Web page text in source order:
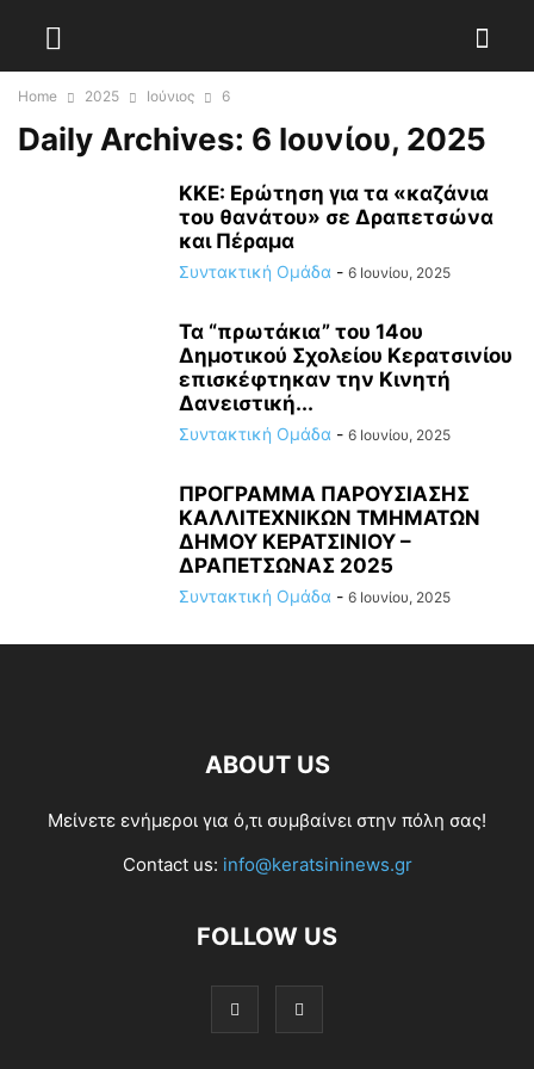
Home 2025 Ιούνιος 6
Daily Archives: 6 Ιουνίου, 2025
KKE: Ερώτηση για τα «καζάνια
του θανάτου» σε Δραπετσώνα
και Πέραμα
Συντακτική Ομάδα - 6 Ιουνίου, 2025
Τα “πρωτάκια” του 14ου
Δημοτικού Σχολείου Κερατσινίου
επισκέφτηκαν την Κινητή
Δανειστική...
Συντακτική Ομάδα - 6 Ιουνίου, 2025
ΠΡΟΓΡΑΜΜΑ ΠΑΡΟΥΣΙΑΣΗΣ
ΚΑΛΛΙΤΕΧΝΙΚΩΝ ΤΜΗΜΑΤΩΝ
ΔΗΜΟΥ ΚΕΡΑΤΣΙΝΙΟΥ –
ΔΡΑΠΕΤΣΩΝΑΣ 2025
Συντακτική Ομάδα - 6 Ιουνίου, 2025
ABOUT US
Μείνετε ενήμεροι για ό,τι συμβαίνει στην πόλη σας!
Contact us: info@keratsininews.gr
FOLLOW US